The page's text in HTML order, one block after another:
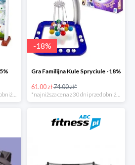
*najniższa cena z 30 dni przed obniżką
-18%
Gra Familijna Kule Spryciule -18%
61.00 zł74.00 zł*
*najniższa cena z 30 dni przed obniżką